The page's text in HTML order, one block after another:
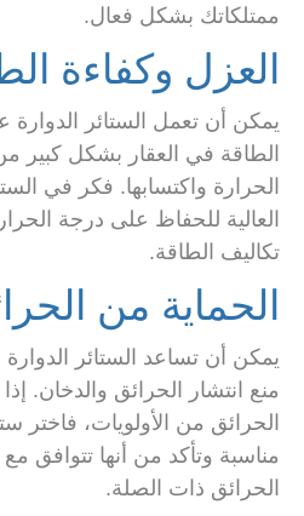
ممتلكاتك بشكل فعال.
العزل وكفاءة
يمكن أن تعمل الستائر
الطاقة في العقار بشكل كبير
العالية للحفاظ على درجة
تكاليف الطاقة.
الحماية من
يمكن أن تساعد الستائر
منع انتشار الحرائق والدخان.
الحرائق من الأولويات، فاختر
مناسبة وتأكد من أنها تتوافق
الحرائق ذات الصلة.